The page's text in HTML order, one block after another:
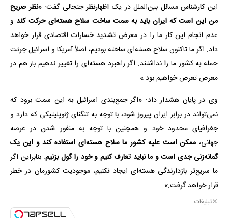
این کارشناس مسائل بین‌الملل در یک اظهارنظر جنجالی گفت: «نظر صریح
من این است که ایران باید به سمت ساخت سلاح هسته‌ای حرکت کندو
عدم انجام این کار ما را در معرض تشدید خسارات اقتصادی قرار خواهد
داد. اگر ما تاکنون سلاح هسته‌ای ساخته بودیم، اصلاً آمریکا و اسرائیل جرئت
حمله به کشور ما را نداشتند. اگر راهبرد هسته‌ای را تغییر ندهیم باز هم در
معرض تعرض خواهیم بود.»
وی در پایان هشدار داد: «اگر جمع‌بندی اسرائیل به این سمت برود که
نمی‌تواند در برابر ایران پیروز شود، با توجه به تنگنای ژئوپلیتیکی که دارد و
جغرافیای محدود خود و همچنین با توجه به منفور شدن در عرصه
جهانی، ممکن است علیه کشور ما سلاح هسته‌ای استفاده کند و این یک
گمانه‌زنی جدی است و ما نباید تعارف کنیم و خود را گول بزنیم. بنابراین اگر
ما سریع‌تر بازدارندگی هسته‌ای ایجاد نکنیم، موجودیت کشورمان در خطر
قرار خواهد گرفت.»
تبلیغات